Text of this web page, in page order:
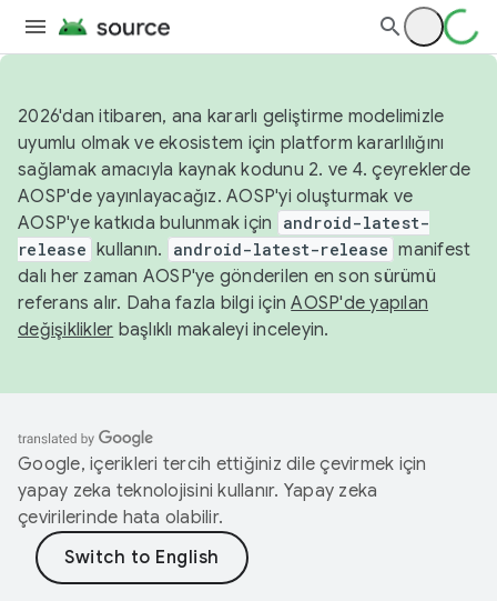
2026'dan itibaren, ana kararlı geliştirme modelimizle
uyumlu olmak ve ekosistem için platform kararlılığını
sağlamak amacıyla kaynak kodunu 2. ve 4. çeyreklerde
AOSP'de yayınlayacağız. AOSP'yi oluşturmak ve
AOSP'ye katkıda bulunmak için
android-latest-
release kullanın. android-latest-release manifest
dalı her zaman AOSP'ye gönderilen en son sürümü
referans alır. Daha fazla bilgi içinAOSP'de yapılan
değişiklikler başlıklı makaleyi inceleyin.
Google, içerikleri tercih ettiğiniz dile çevirmek için
yapay zeka teknolojisini kullanır. Yapay zeka
çevirilerinde hata olabilir.